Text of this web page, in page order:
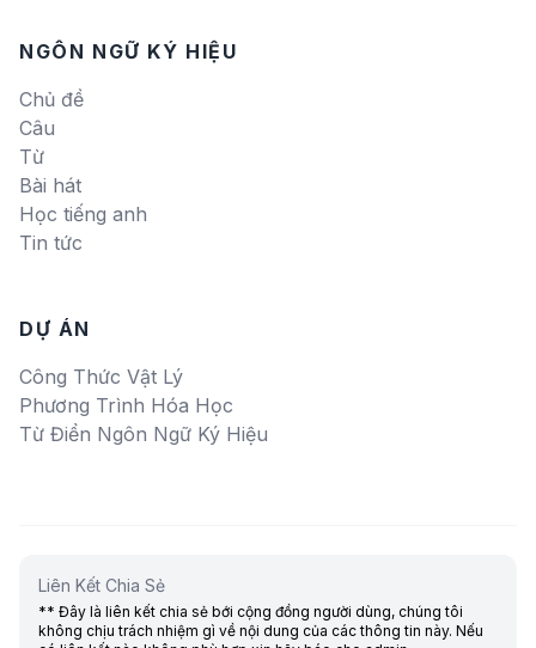
NGÔN NGỮ KÝ HIỆU
Chủ đề
Câu
Từ
Bài hát
Học tiếng anh
Tin tức
DỰ ÁN
Công Thức Vật Lý
Phương Trình Hóa Học
Từ Điển Ngôn Ngữ Ký Hiệu
Liên Kết Chia Sẻ
** Đây là liên kết chia sẻ bới cộng đồng người dùng, chúng tôi
không chịu trách nhiệm gì về nội dung của các thông tin này. Nếu